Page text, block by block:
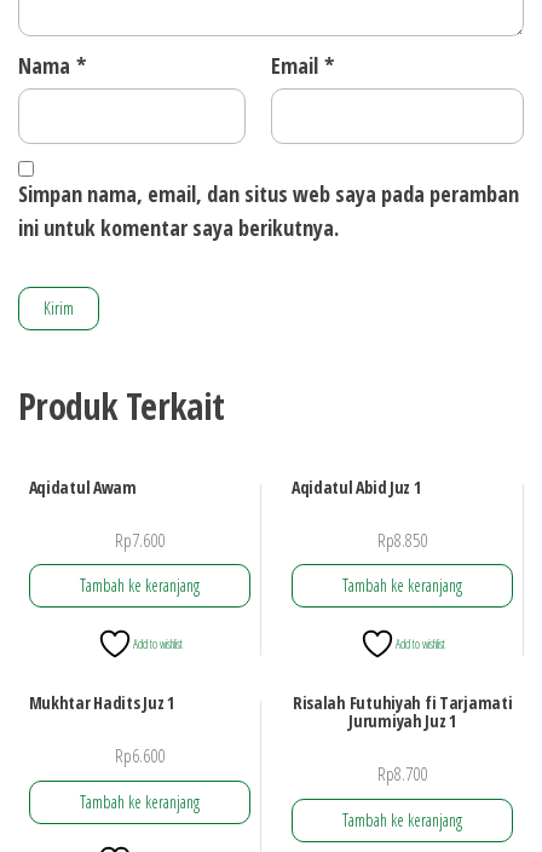
Nama * Email *
Simpan nama, email, dan situs web saya pada peramban
ini untuk komentar saya berikutnya.
Produk Terkait
Aqidatul Awam
Rp7.600
Tambah ke keranjang
Add to wishlist
Aqidatul Abid Juz 1
Rp8.850
Tambah ke keranjang
Add to wishlist
Mukhtar Hadits Juz 1
Rp6.600
Tambah ke keranjang
Risalah Futuhiyah fi Tarjamati
Jurumiyah Juz 1
Rp8.700
Tambah ke keranjang